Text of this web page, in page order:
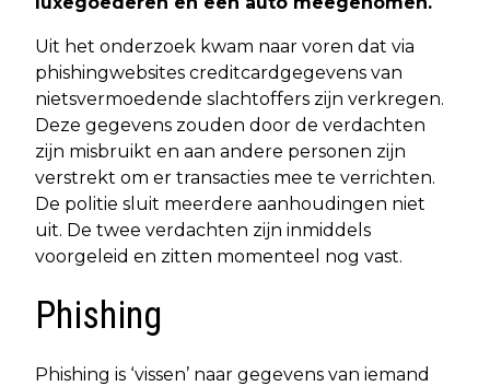
Uit het onderzoek kwam naar voren dat via
phishingwebsites creditcardgegevens van
nietsvermoedende slachtoffers zijn verkregen.
Deze gegevens zouden door de verdachten
zijn misbruikt en aan andere personen zijn
verstrekt om er transacties mee te verrichten.
De politie sluit meerdere aanhoudingen niet
uit. De twee verdachten zijn inmiddels
voorgeleid en zitten momenteel nog vast.
Phishing
Phishing is ‘vissen’ naar gegevens van iemand